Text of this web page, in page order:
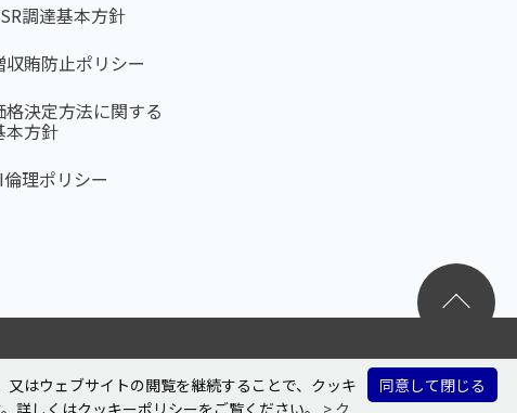
調達基本方針
収賄防止ポリシー
格決定方法に関する
本方針
倫理ポリシー
はウェブサイトの閲覧を継続することで、クッキ
詳しくはクッキーポリシーをご覧ください。 > ク
同意して閉じる